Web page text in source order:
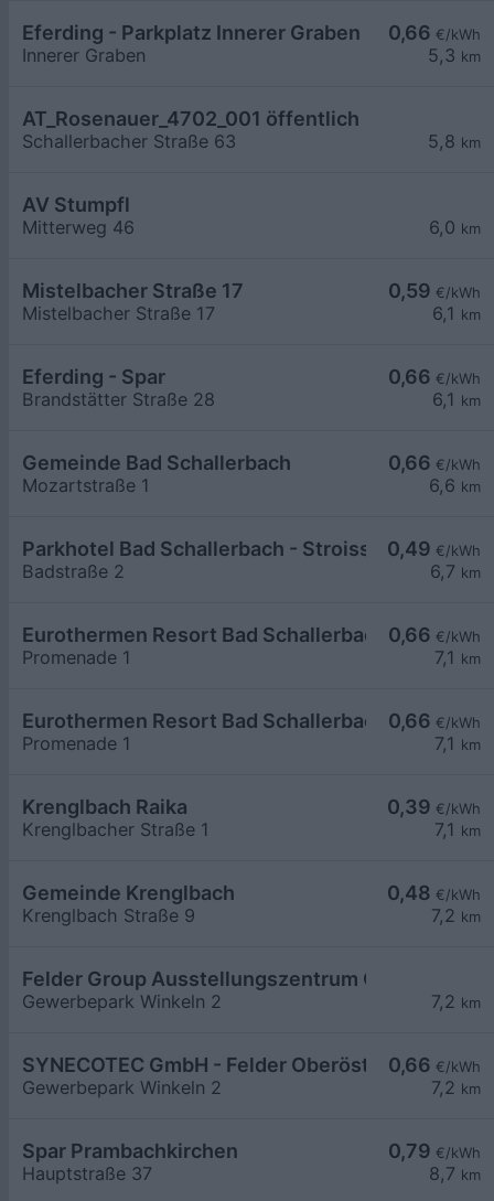
0,66 €/kWh
5,3 km
Eferding - Parkplatz Innerer Graben
Innerer Graben
5,8 km
AT_Rosenauer_4702_001 öffentlich
Schallerbacher Straße 63
6,0 km
AV Stumpfl
Mitterweg 46
0,59 €/kWh
6,1 km
Mistelbacher Straße 17
Mistelbacher Straße 17
0,66 €/kWh
6,1 km
Eferding - Spar
Brandstätter Straße 28
0,66 €/kWh
6,6 km
Gemeinde Bad Schallerbach
Mozartstraße 1
0,49 €/kWh
6,7 km
Parkhotel Bad Schallerbach - Stroissmüller
Badstraße 2
0,66 €/kWh
7,1 km
Eurothermen Resort Bad Schallerbach LG1
Promenade 1
0,66 €/kWh
7,1 km
Eurothermen Resort Bad Schallerbach LG2
Promenade 1
0,39 €/kWh
7,1 km
Krenglbach Raika
Krenglbacher Straße 1
0,48 €/kWh
7,2 km
Gemeinde Krenglbach
Krenglbach Straße 9
7,2 km
Felder Group Ausstellungszentrum
Gewerbepark Winkeln 2
0,66 €/kWh
7,2 km
SYNECOTEC GmbH - Felder Oberösterreich
Gewerbepark Winkeln 2
0,79 €/kWh
8,7 km
Spar Prambachkirchen
Hauptstraße 37